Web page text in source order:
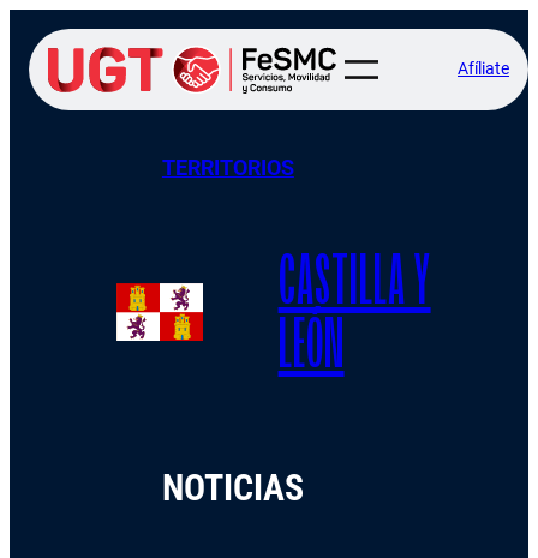
Afíliate
TERRITORIOS
CASTILLA Y
LEÓN
NOTICIAS